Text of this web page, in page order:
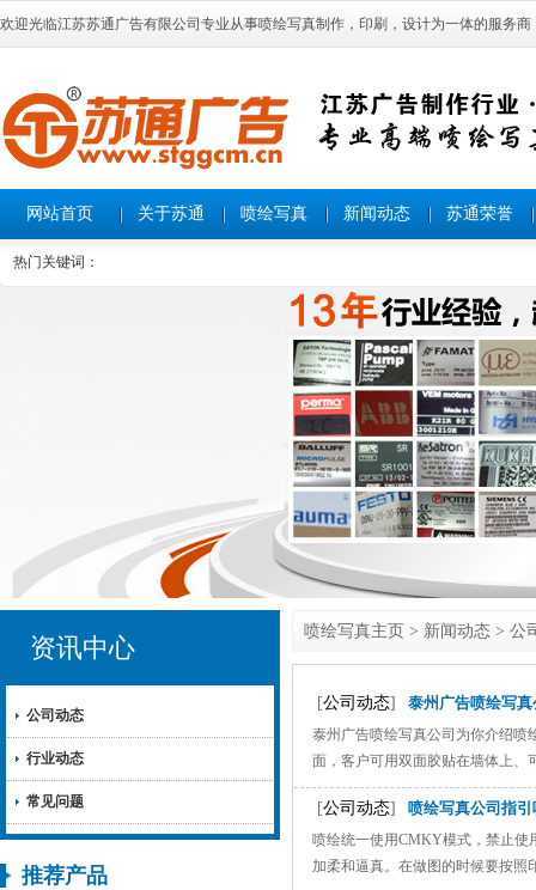
欢迎光临江苏苏通广告有限公司专业从事喷绘写真制作，印刷，设计为一体的服务商
网站首页 关于苏通 喷绘写真 新闻动态 苏通荣誉
热门关键词：
资讯中心
公司动态
行业动态
常见问题
推荐产品
喷绘写真主页 > 新闻动态 > 公
[公司动态] 泰州广告喷绘写
泰州广告喷绘写真公司为你介绍喷
面，客户可用双面胶贴在墙体上、
[公司动态] 喷绘写真公司指
喷绘统一使用CMKY模式，禁止使
加柔和逼真。在做图的时候要按照